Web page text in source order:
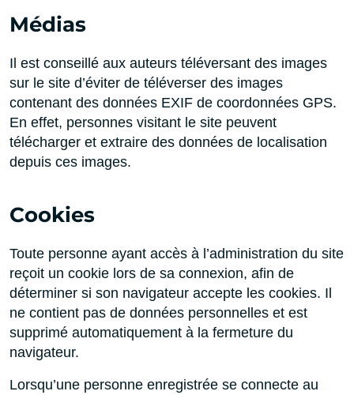
Médias
Il est conseillé aux auteurs téléversant des images
sur le site d’éviter de téléverser des images
contenant des données EXIF de coordonnées GPS.
En effet, personnes visitant le site peuvent
télécharger et extraire des données de localisation
depuis ces images.
Cookies
Toute personne ayant accès à l’administration du site
reçoit un cookie lors de sa connexion, afin de
déterminer si son navigateur accepte les cookies. Il
ne contient pas de données personnelles et est
supprimé automatiquement à la fermeture du
navigateur.
Lorsqu’une personne enregistrée se connecte au